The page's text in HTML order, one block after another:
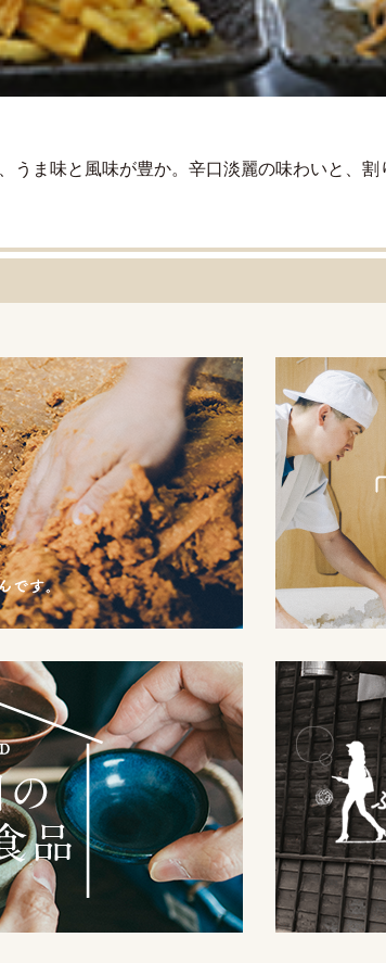
うま味と風味が豊か。辛口淡麗の味わいと、